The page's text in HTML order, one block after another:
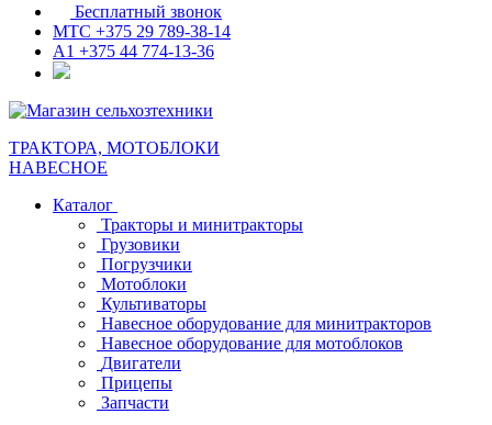
Бесплатный звонок
МТС +375 29 789-38-14
А1 +375 44 774-13-36
ТРАКТОРА, МОТОБЛОКИ
НАВЕСНОЕ
Каталог
Тракторы и минитракторы
Грузовики
Погрузчики
Мотоблоки
Культиваторы
Навесное оборудование для минитракторов
Навесное оборудование для мотоблоков
Двигатели
Прицепы
Запчасти